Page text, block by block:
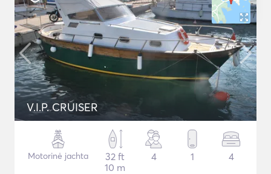
V.I.P. CRUISER
Motorinė jachta
32 ft
10 m
4 1 4